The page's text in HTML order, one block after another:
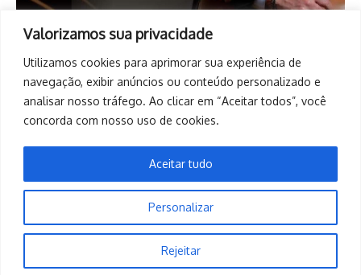
Valorizamos sua privacidade
Utilizamos cookies para aprimorar sua experiência de
navegação, exibir anúncios ou conteúdo personalizado e
analisar nosso tráfego. Ao clicar em “Aceitar todos”, você
concorda com nosso uso de cookies.
Personalizar
Rejeitar
Aceitar tudo
Copyright © 2026. Todos os direitos reservados. | Desenvolvido
Revista de Notícias X